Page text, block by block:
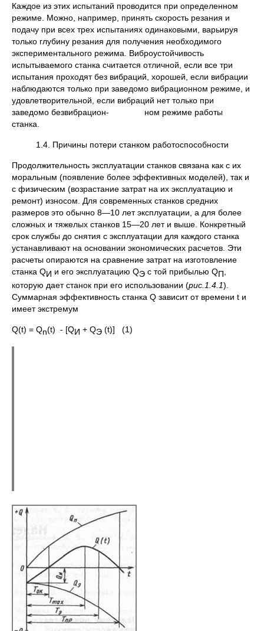
Каждое из этих испытаний проводится при определенном
режиме. Можно, например, принять скорость резания и
подачу при всех трех испытаниях одинаковыми, варьируя
только глубину резания для получения необходимого
экспериментального режима. Виброустойчивость
испытываемого станка считается отличной, если все три
испытания проходят без вибраций, хорошей, если вибрации
наблюдаются только при заведомо вибрационном режиме, и
удовлетворительной, если вибраций нет только при
заведомо безвибрацион- ном режиме работы
станка.
1.4. Причины потери станком работоспособности
Продолжительность эксплуатации станков связана как с их
моральным (появление более эффективных моделей), так и
с физическим (возрастание затрат на их эксплуатацию и
ремонт) износом. Для современных станков средних
размеров это обычно 8—10 лет эксплуатации, а для более
сложных и тяжелых станков 15—20 лет и выше. Конкретный
срок службы до снятия с эксплуатации для каждого станка
устанавливают на основании экономических расчетов. Эти
расчеты опираются на сравнение затрат на изготовление
станка QИ и его эксплуатацию QЭ с той прибылью QП
которую дает станок при его использовании (рис.1.4.1).
Суммарная эффективность станка Q зависит от времени t и
имеет экстремум
Q(t) = Qn(t) - [QИ + QЭ (t)] (1)